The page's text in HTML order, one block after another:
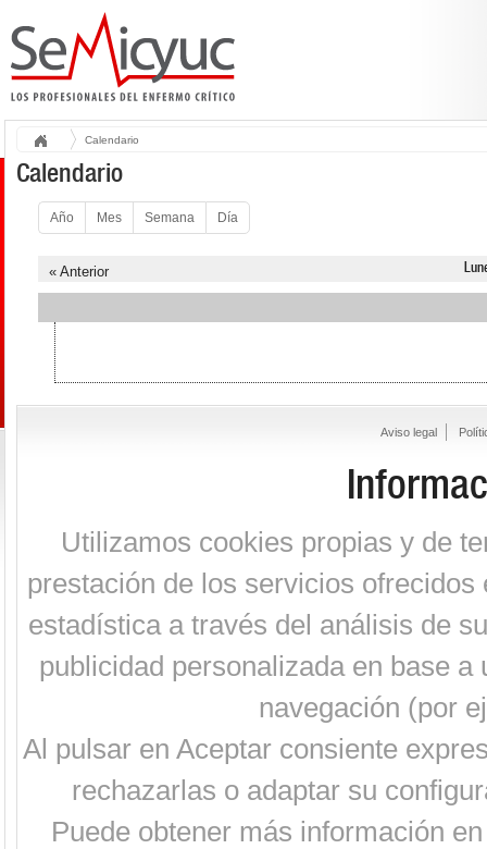
Calendario
Calendario
Año Mes Semana Día
« Anterior
Aviso legal
Utilizamos cookies propias y de
prestación de los servicios
estadística a través del análisis de
publicidad personalizada en base
navegación (por
Al pulsar en Aceptar consiente
rechazarlas o adaptar su
Puede obtener más información